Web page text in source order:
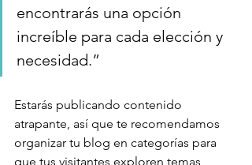
encontrarás una opción
increíble para cada elección y
necesidad.”
Estarás publicando contenido
atrapante, así que te recomendamos
organizar tu blog en categorías para
que tus visitantes exploren temas